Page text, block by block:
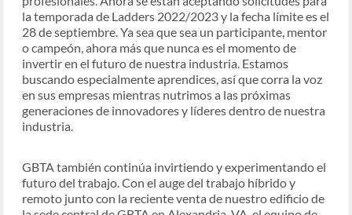
la temporada de Ladders 2022/2023 y la fecha límite es el
28 de septiembre. Ya sea que sea un participante, mentor
o campeón, ahora más que nunca es el momento de
invertir en el futuro de nuestra industria. Estamos
buscando especialmente aprendices, así que corra la voz
en sus empresas mientras nutrimos a las próximas
generaciones de innovadores y líderes dentro de nuestra
industria.
GBTA también continúa invirtiendo y experimentando el
futuro del trabajo. Con el auge del trabajo híbrido y
remoto junto con la reciente venta de nuestro edificio de